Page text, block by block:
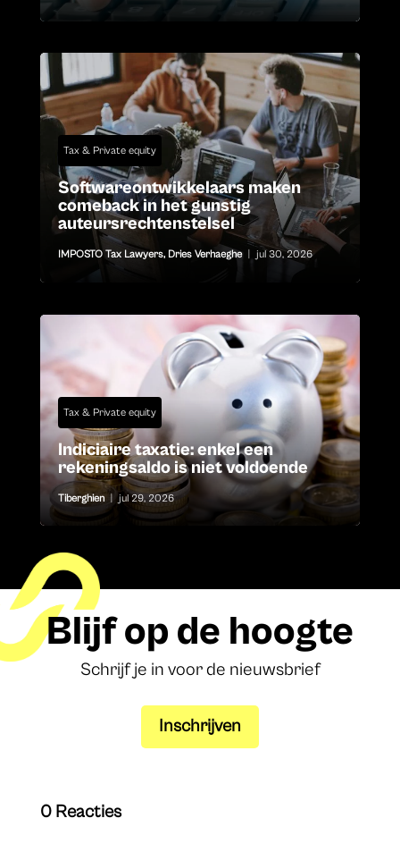
Tax & Private equity
Softwareontwikkelaars maken
comeback in het gunstig
auteursrechtenstelsel
IMPOSTO Tax Lawyers, Dries Verhaeghe jul 30, 2026
Tax & Private equity
Indiciaire taxatie: enkel een
rekeningsaldo is niet voldoende
Tiberghien jul 29, 2026
Blijf op de hoogte
Schrijf je in voor de nieuwsbrief
Inschrijven
0 Reacties